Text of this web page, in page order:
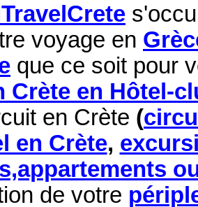
voyage en
que ce soit pour
Crète en Hôtel-
en Crète (
en Crète,
de votre